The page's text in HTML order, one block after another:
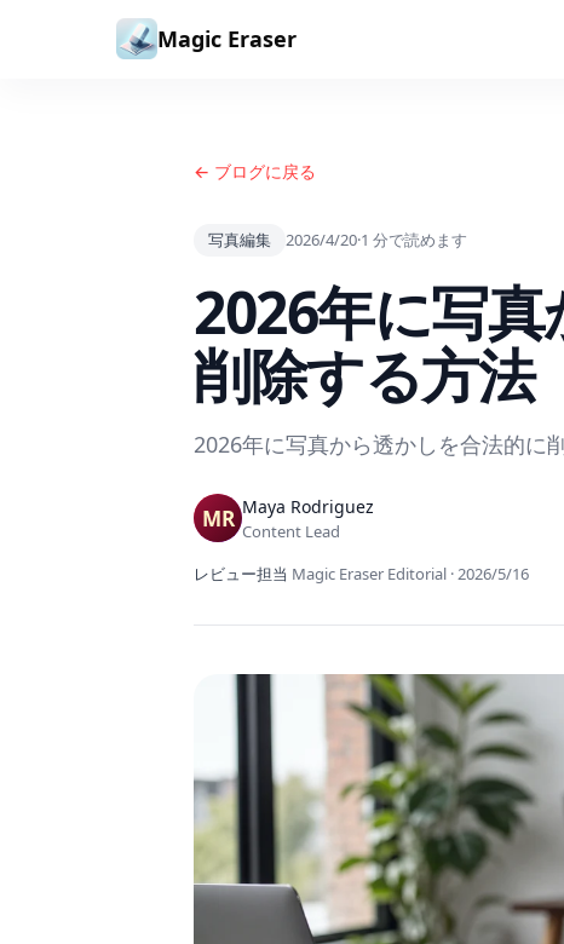
コンテンツへスキップ
Magic Eraser
← ブログに戻る
写真編集 2026/4/20·1 分で読めます
2026年に写
削除する方法
2026年に写真から透かしを合法的に
Maya Rodriguez
Content Lead
レビュー担当 Magic Eraser Editorial ·2026/5/16